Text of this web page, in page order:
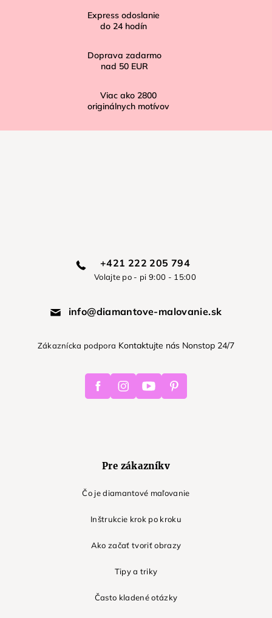
Express odoslanie
do 24 hodín
Doprava zadarmo
nad 50 EUR
Viac ako 2800
originálnych motívov
+421 222 205 794
Volajte po - pi 9:00 - 15:00
info@diamantove-malovanie.sk
Zákaznícka podpora Kontaktujte nás Nonstop 24/7
FacebookInstagramYoutube Pinterest
Pre zákazníkv
Čo je diamantové maľovanie
Inštrukcie krok po kroku
Ako začať tvoriť obrazy
Tipy a triky
Často kladené otázky